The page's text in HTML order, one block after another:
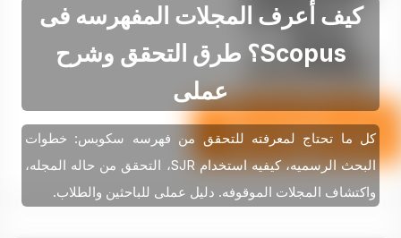
کیف أعرف المجلات المفهرسه فی
Scopus؟ طرق التحقق وشرح
عملی
کل ما تحتاج لمعرفته للتحقق من فهرسه سکوبس: خطوات
البحث الرسمیه، کیفیه استخدام SJR، التحقق من حاله المجله،
واکتشاف المجلات الموقوفه. دلیل عملی للباحثین والطلاب.